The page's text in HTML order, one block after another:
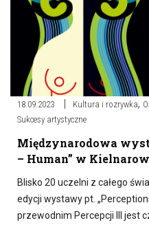
18.09.2023 Kultura i rozrywka,
Sukcesy artystyczne
Międzynarodowa
– Human” w
Blisko 20 uczelni z całego
edycji wystawy pt.
przewodnim Percepcji III jest